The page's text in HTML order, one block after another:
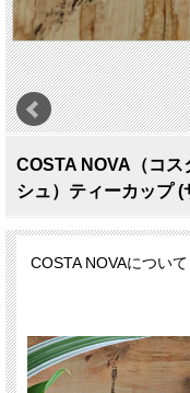
COSTA NOVA（コ
シュ）ティーカップ (
COSTA NOVAについて